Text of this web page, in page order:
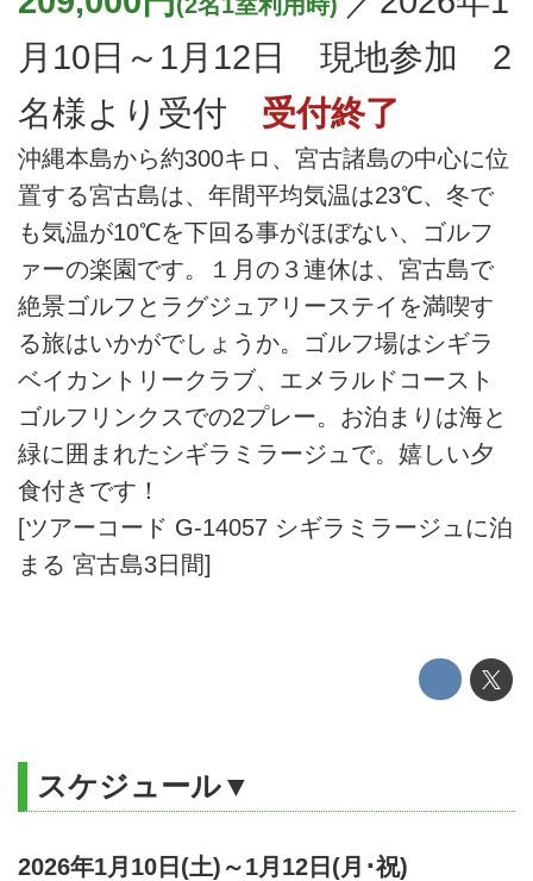
月10日～1月12日 現地参加 2
名様より受付 受付終了
沖縄本島から約300キロ、宮古諸島の中心に位
置する宮古島は、年間平均気温は23℃、冬で
も気温が10℃を下回る事がほぼない、ゴルフ
ァーの楽園です。１月の３連休は、宮古島で
絶景ゴルフとラグジュアリーステイを満喫す
る旅はいかがでしょうか。ゴルフ場はシギラ
ベイカントリークラブ、エメラルドコースト
ゴルフリンクスでの2プレー。お泊まりは海と
緑に囲まれたシギラミラージュで。嬉しい夕
食付きです！
[ツアーコード G-14057 シギラミラージュに泊
まる 宮古島3日間]
スケジュール▼
2026年1月10日(土)～1月12日(月･祝)